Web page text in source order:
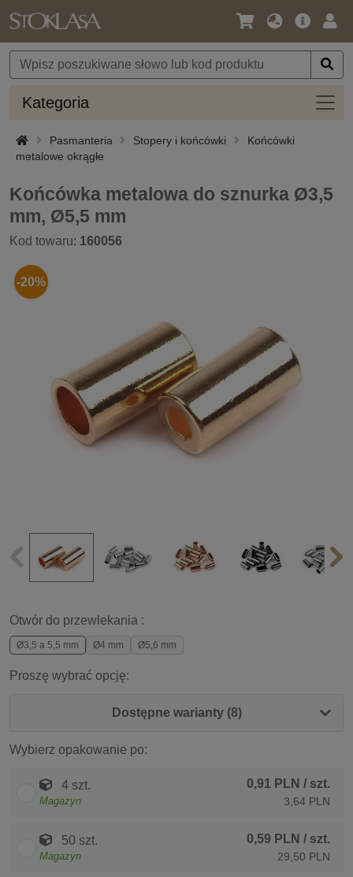
Język
Waluta
Oferta
Kategoria
Pasmanteria Stopery i końcówki
Końcówki
metalowe okrągłe
Końcówka metalowa do sznurka Ø3,5
mm, Ø5,5 mm
Kod towaru: 160056
-20%
Otwór do przewlekania :
Ø3,5 a 5,5 mm Ø4 mm Ø5,6 mm
Proszę wybrać opcję:
Dostępne warianty (8)
Wybierz opakowanie po:
4 szt.
Magazyn
0,91 PLN / szt.
3,64 PLN
50 szt.
Magazyn
0,59 PLN / szt.
29,50 PLN